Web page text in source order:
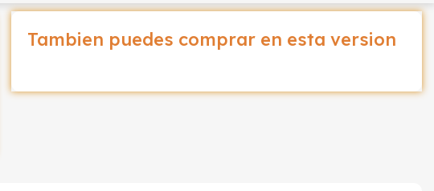
Tambien puedes comprar en esta version